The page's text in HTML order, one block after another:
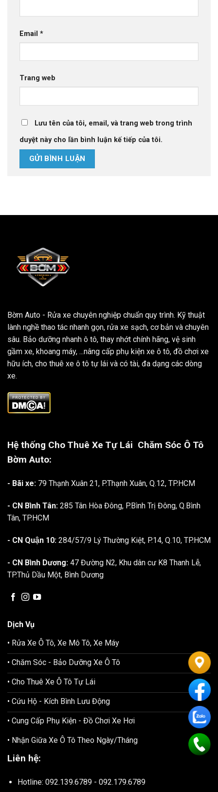
Email *
Trang web
Lưu tên của tôi, email, và trang web trong trình
duyệt này cho lần bình luận kế tiếp của tôi.
Bờm Auto - Rửa xe chuyên nghiệp chuẩn quy trình. Kỹ thuật
lành nghề thao tác nhanh gọn, rửa xe sạch, cơ bản và chuyên
sâu. Bảo dưỡng nhanh ô tô, thay nhớt chính hãng, vệ sinh
gầm xe, khoang máy, ...nâng cấp phụ kiện xe ô tô, đồ chơi xe
hữu ích, cho thuê xe ô tô tự lái và có tài, đa dạng các dòng
xe.
Hệ thống Cho Thuê Xe Tự Lái Chăm Sóc Ô Tô
Bờm Auto:
- Bãi xe: 79 Thạnh Xuân 21, P.Thạnh Xuân, Q.12, TP.HCM
- CN Bình Tân: 285 Tân Hòa Đông, P.Bình Trị Đông, Q.Bình
Tân, TP.HCM
- CN Quận 10: 284/57/9 Lý Thường Kiệt, P.14, Q.10, TP.HCM
- CN Bình Dương: 47 Đường N2, Khu dân cư K8 Thanh Lễ,
TP.Thủ Dầu Một, Bình Dương
Dịch Vụ
• Rửa Xe Ô Tô, Xe Mô Tô, Xe Máy
• Chăm Sóc - Bảo Dưỡng Xe Ô Tô
• Cho Thuê Xe Ô Tô Tự Lái
• Cứu Hộ - Kích Bình Lưu Động
• Cung Cấp Phụ Kiện - Đồ Chơi Xe Hơi
• Nhận Giữa Xe Ô Tô Theo Ngày/Tháng
Liên hệ:
Hotline: 092.139.6789 - 092.179.6789